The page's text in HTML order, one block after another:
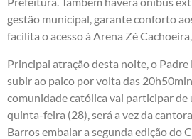
gestão municipal, garante conforto
facilita o acesso à Arena Zé
Principal atração desta noite, o
subir ao palco por volta das
comunidade católica vai participar de
quinta-feira (28), será a vez da
Barros embalar a segunda edição do